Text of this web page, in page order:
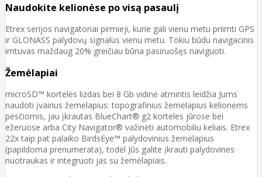
Naudokite kelionėse po visą pasaulį
Etrex serijos navigatoriai pirmieji, kurie gali vienu metu priimti GPS
ir GLONASS palydovų signalus vienu metu. Tokiu būdu navigacinis
imtuvas maždaug 20% greičiau būna pasiruošęs naviguoti.
Žemėlapiai
microSD™ kortelės lizdas bei 8 Gb vidinė atmintis leidžia Jums
naudoti įvairius žemėlapius: topografinius žemėlapius kelionėms
pėsčiomis, jau įkrautas BlueChart® g2 korteles jūrose bei
ežeruose arba City Navigator® važinėti automobiliu keliais. Etrex
22x taip pat palaiko BirdsEye™ palydovinius žemėlapius
(papildoma prenumerata), todėl Jūs galite įkrauti palydovines
nuotraukas ir integruoti jas su žemėlapiais.